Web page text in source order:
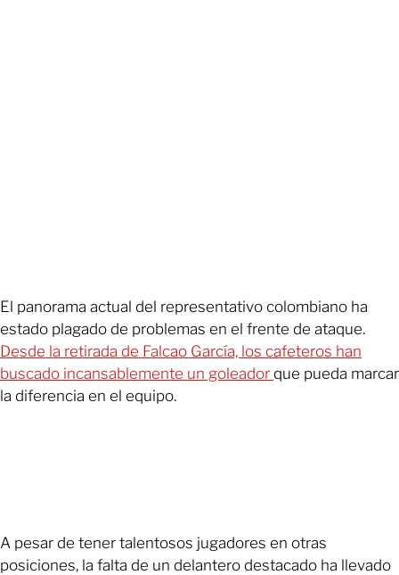
El panorama actual del representativo colombiano ha
estado plagado de problemas en el frente de ataque.
Desde la retirada de Falcao García, los cafeteros han
buscado incansablemente un goleador que pueda marcar
la diferencia en el equipo.
A pesar de tener talentosos jugadores en otras
posiciones, la falta de un delantero destacado ha llevado